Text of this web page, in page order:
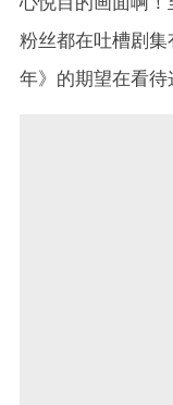
粉丝都在吐槽剧
年》的期望在看待